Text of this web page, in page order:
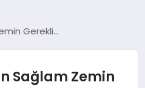
Gerekli…
Sağlam Zemin